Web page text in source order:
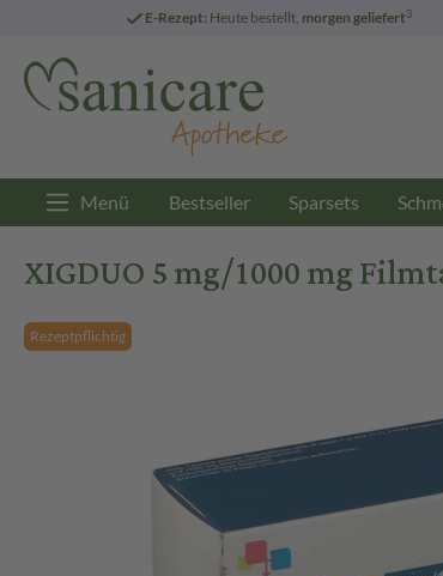
E-Rezept: Heute bestellt, morgen geliefert3
Menü Bestseller Sparsets
XIGDUO 5 mg/1000 mg
Rezeptpflichtig